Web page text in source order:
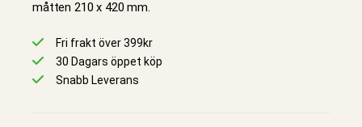
måtten 210 x 420 mm.
Fri frakt över 399kr
30 Dagars öppet köp
Snabb Leverans